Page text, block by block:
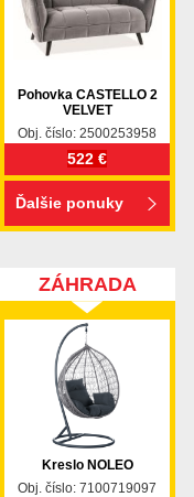
Pohovka CASTELLO 2
VELVET
Obj. číslo: 2500253958
522 €
Ďalšie ponuky
ZÁHRADA
Kreslo NOLEO
Obj. číslo: 7100719097